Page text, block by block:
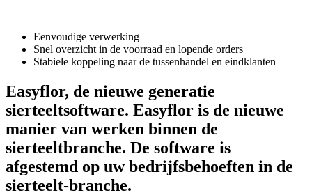
Eenvoudige verwerking
Snel overzicht in de voorraad en lopende orders
Stabiele koppeling naar de tussenhandel en eindklanten
Easyflor, de nieuwe generatie
sierteeltsoftware. Easyflor is de nieuwe
manier van werken binnen de
sierteeltbranche. De software is
afgestemd op uw bedrijfsbehoeften in de
sierteelt-branche.